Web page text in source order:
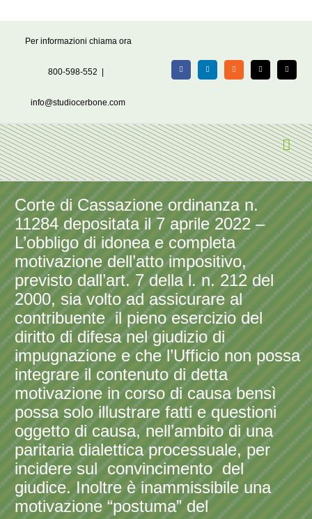
Per informazioni chiama ora
800-598-552
info@studiocerbone.com
FacebookLinkedIn Rss X Email
Corte di Cassazione ordinanza n.
11284 depositata il 7 aprile 2022 –
L’obbligo di idonea e completa
motivazione dell’atto impositivo,
previsto dall’art. 7 della l. n. 212 del
2000, sia volto ad assicurare al
contribuente il pieno esercizio del
diritto di difesa nel giudizio di
impugnazione e che l’Ufficio non possa
integrare il contenuto di detta
motivazione in corso di causa bensì
possa solo illustrare fatti e questioni
oggetto di causa, nell’ambito di una
paritaria dialettica processuale, per
incidere sul convincimento del
giudice. Inoltre è inammissibile una
motivazione “postuma” del